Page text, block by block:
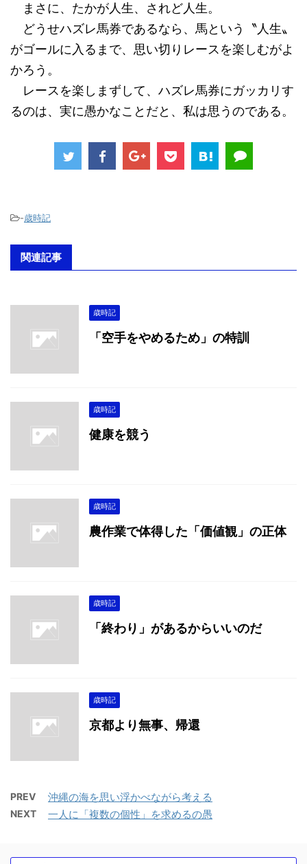
まさに、たかが人生、されど人生。
どうせハズレ馬券であるなら、馬という〝人生〟
がゴールに入るまで、思い切りレースを楽しむがよ
かろう。
レースを楽しまずして、ハズレ馬券にガッカリす
るのは、実に愚かなことだと、私は思うのである。
-歳時記
関連記事
歳時記
「空手をやめるため」の特訓
歳時記
健康を競う
歳時記
農作業で体得した「価値観」の正体
歳時記
「終わり」があるからいいのだ
歳時記
京都より無事、帰還
PREV 沖縄の海を思い浮かべながら考える
NEXT 一人に「複数の個性」を求めるの愚